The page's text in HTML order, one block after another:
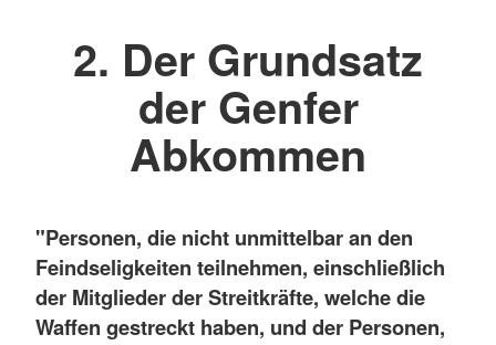
2. Der Grundsatz
der Genfer
Abkommen
"Personen, die nicht unmittelbar an den
Feindseligkeiten teilnehmen, einschließlich
der Mitglieder der Streitkräfte, welche die
Waffen gestreckt haben, und der Personen,